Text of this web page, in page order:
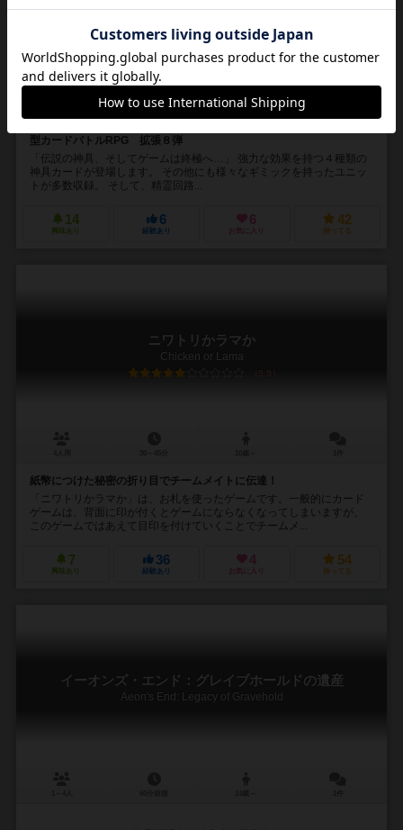
50～120分 12歳～
型カードバトルRPG 拡張８弾
「伝説の神具、そしてゲームは終極へ…」 強力な効果を持つ４種類の
神具カードが登場します。 その他にも様々なギミックを持ったユニッ
トが多数収録。 そして、精霊回路...
14
興味あり
6
経験あり
6
お気に入り
42
持ってる
ニワトリかラマか
Chicken or Lama
5.9
紙幣につけた秘密の折り目でチームメイトに伝達！
「ニワトリかラマか」は、お札を使ったゲームです。一般的にカード
ゲームは、背面に印が付くとゲームにならなくなってしまいますが、
このゲームではあえて目印を付けていくことでチームメ...
7
興味あり
36
経験あり
4
お気に入り
54
持ってる
イーオンズ・エンド：グレイブホールドの遺産
Aeon's End: Legacy of Gravehold